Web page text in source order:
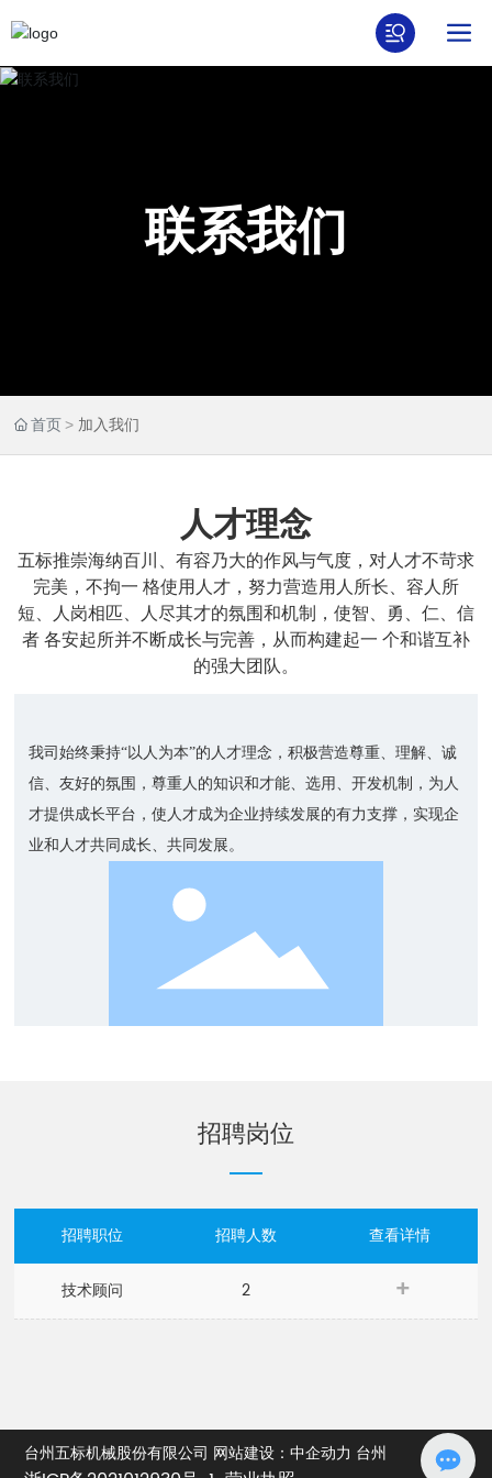
联系我们
首页 加入我们
人才理念
五标推崇海纳百川、有容乃大的作风与气度，对人才不苛求
完美，不拘一 格使用人才，努力营造用人所长、容人所
短、人岗相匹、人尽其才的氛围和机制，使智、勇、仁、信
者 各安起所并不断成长与完善，从而构建起一 个和谐互补
的强大团队。
我司始终秉持“以人为本”的人才理念，积极营造尊重、理解、诚
信、友好的氛围，尊重人的知识和才能、选用、开发机制，为人
才提供成长平台，使人才成为企业持续发展的有力支撑，实现企
业和人才共同成长、共同发展。
招聘岗位
招聘职位 招聘人数 查看详情
技术顾问 2
台州五标机械股份有限公司 网站建设：中企动力 台州